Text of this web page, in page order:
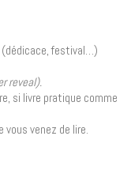
festival…)
reveal).
si livre pratique comme
vous venez de lire.